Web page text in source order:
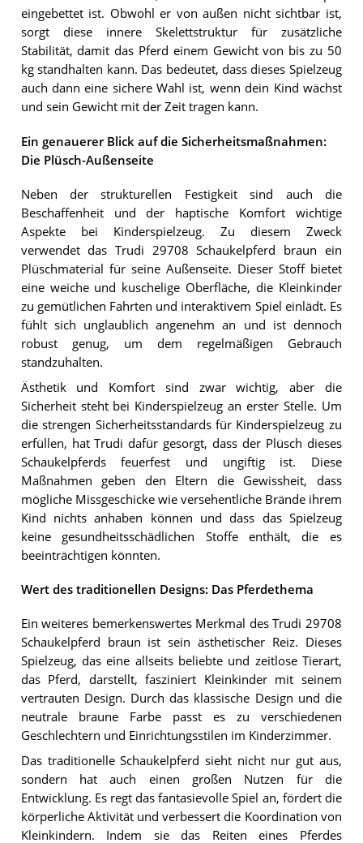
eingebettet ist. Obwohl er von außen nicht sichtbar ist,
sorgt diese innere Skelettstruktur für zusätzliche
Stabilität, damit das Pferd einem Gewicht von bis zu 50
kg standhalten kann. Das bedeutet, dass dieses Spielzeug
auch dann eine sichere Wahl ist, wenn dein Kind wächst
und sein Gewicht mit der Zeit tragen kann.
Ein genauerer Blick auf die Sicherheitsmaßnahmen:
Die Plüsch-Außenseite
Neben der strukturellen Festigkeit sind auch die
Beschaffenheit und der haptische Komfort wichtige
Aspekte bei Kinderspielzeug. Zu diesem Zweck
verwendet das Trudi 29708 Schaukelpferd braun ein
Plüschmaterial für seine Außenseite. Dieser Stoff bietet
eine weiche und kuschelige Oberfläche, die Kleinkinder
zu gemütlichen Fahrten und interaktivem Spiel einlädt. Es
fühlt sich unglaublich angenehm an und ist dennoch
robust genug, um dem regelmäßigen Gebrauch
standzuhalten.
Ästhetik und Komfort sind zwar wichtig, aber die
Sicherheit steht bei Kinderspielzeug an erster Stelle. Um
die strengen Sicherheitsstandards für Kinderspielzeug zu
erfüllen, hat Trudi dafür gesorgt, dass der Plüsch dieses
Schaukelpferds feuerfest und ungiftig ist. Diese
Maßnahmen geben den Eltern die Gewissheit, dass
mögliche Missgeschicke wie versehentliche Brände ihrem
Kind nichts anhaben können und dass das Spielzeug
keine gesundheitsschädlichen Stoffe enthält, die es
beeinträchtigen könnten.
Wert des traditionellen Designs: Das Pferdethema
Ein weiteres bemerkenswertes Merkmal des Trudi 29708
Schaukelpferd braun ist sein ästhetischer Reiz. Dieses
Spielzeug, das eine allseits beliebte und zeitlose Tierart,
das Pferd, darstellt, fasziniert Kleinkinder mit seinem
vertrauten Design. Durch das klassische Design und die
neutrale braune Farbe passt es zu verschiedenen
Geschlechtern und Einrichtungsstilen im Kinderzimmer.
Das traditionelle Schaukelpferd sieht nicht nur gut aus,
sondern hat auch einen großen Nutzen für die
Entwicklung. Es regt das fantasievolle Spiel an, fördert die
körperliche Aktivität und verbessert die Koordination von
Kleinkindern. Indem sie das Reiten eines Pferdes